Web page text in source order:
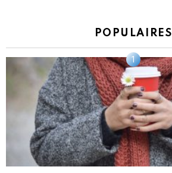
POPULAIRES